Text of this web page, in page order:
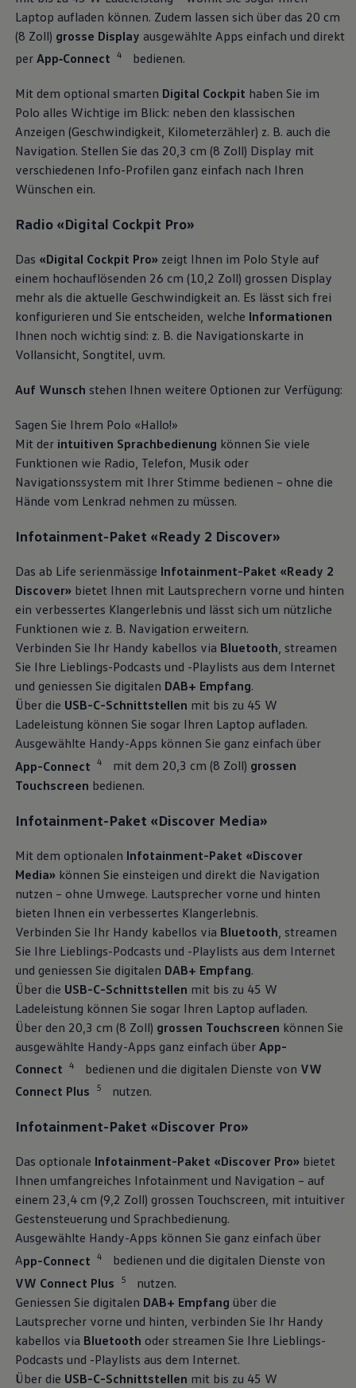
Volkswagen Blog
Laptop aufladen können. Zudem lassen sich über das 20 cm
(8 Zoll) grosse Display ausgewählte Apps einfach und direkt
per App‑Connect 4 bedienen.
Mit dem optional smarten Digital Cockpit haben Sie im
Polo alles Wichtige im Blick: neben den klassischen
Anzeigen (Geschwindigkeit, Kilometerzähler) z. B. auch die
Navigation. Stellen Sie das 20,3 cm (8 Zoll) Display mit
verschiedenen Info-Profilen ganz einfach nach Ihren
Wünschen ein.
Radio «Digital Cockpit Pro»
Das «Digital Cockpit Pro»zeigt Ihnen im Polo Style auf
einem hochauflösenden 26 cm (10,2 Zoll) grossen Display
mehr als die aktuelle Geschwindigkeit an. Es lässt sich frei
konfigurieren und Sie entscheiden, welche Informationen
Ihnen noch wichtig sind: z. B. die Navigationskarte in
Vollansicht, Songtitel, uvm.
Auf Wunsch stehen Ihnen weitere Optionen zur Verfügung:
Sagen Sie Ihrem Polo «Hallo!»
Mit der intuitiven Sprachbedienung können Sie viele
Funktionen wie Radio, Telefon, Musik oder
Navigationssystem mit Ihrer Stimme bedienen – ohne die
Hände vom Lenkrad nehmen zu müssen.
Infotainment-Paket «Ready 2 Discover»
Das ab Life serienmässige Infotainment-Paket «Ready 2
Discover»bietet Ihnen mit Lautsprechern vorne und hinten
ein verbessertes Klangerlebnis und lässt sich um nützliche
Funktionen wie z. B. Navigation erweitern.
Verbinden Sie Ihr Handy kabellos via Bluetooth, streamen
Sie Ihre Lieblings-Podcasts und -Playlists aus dem Internet
und geniessen Sie digitalen DAB+ Empfang.
Über die USB-C-Schnittstellen mit bis zu 45 W
Ladeleistung können Sie sogar Ihren Laptop aufladen.
Ausgewählte Handy-Apps können Sie ganz einfach über
App-Connect
4 mit dem 20,3 cm (8 Zoll) grossen
Touchscreen bedienen.
Infotainment-Paket «Discover Media»
Mit dem optionalen Infotainment-Paket «Discover
Media»können Sie einsteigen und direkt die Navigation
nutzen – ohne Umwege. Lautsprecher vorne und hinten
bieten Ihnen ein verbessertes Klangerlebnis.
Verbinden Sie Ihr Handy kabellos via Bluetooth , streamen
Sie Ihre Lieblings-Podcasts und -Playlists aus dem Internet
und geniessen Sie digitalen DAB+ Empfang.
Über die USB-C-Schnittstellen mit bis zu 45 W
Ladeleistung können Sie sogar Ihren Laptop aufladen.
Über den 20,3 cm (8 Zoll) grossen Touchscreen können Sie
ausgewählte Handy-Apps ganz einfach über App-
Connect
4 bedienen und die digitalen Dienste von VW
Connect Plus
5 nutzen.
Infotainment-Paket «Discover Pro»
Das optionale Infotainment-Paket «Discover Pro»bietet
Ihnen umfangreiches Infotainment und Navigation – auf
einem 23,4 cm (9,2 Zoll) grossen Touchscreen, mit intuitiver
Gestensteuerung und Sprachbedienung.
Ausgewählte Handy-Apps können Sie ganz einfach über
App-Connect 4
bedienen und die digitalen Dienste von
VW Connect Plus
5
nutzen.
Geniessen Sie digitalen DAB+ Empfang über die
Lautsprecher vorne und hinten, verbinden Sie Ihr Handy
kabellos via Bluetooth oder streamen Sie Ihre Lieblings-
Podcasts und -Playlists aus dem Internet.
Über die USB-C-Schnittstellen mit bis zu 45 W